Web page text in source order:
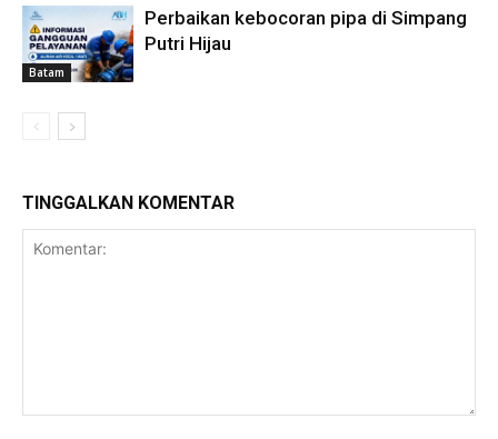
Batam
Perbaikan kebocoran pipa di Simpang
Putri Hijau
TINGGALKAN KOMENTAR